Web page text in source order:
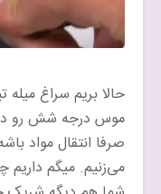
حالا بریم سراغ
موس درجه شش رو
صرفا انتقال مواد
می‌زنیم. میگم داریم